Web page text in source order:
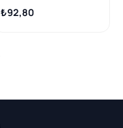
Anpulu Dıpsız | 10 Adet
₺92,80